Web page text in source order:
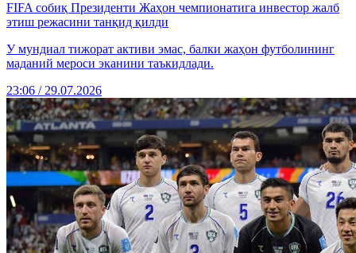
FIFA собиқ Президенти Жаҳон чемпионатига инвестор жалб
этиш режасини танқид қилди
У мундиал тижорат активи эмас, балки жаҳон футболининг
маданий мероси эканини таъкидлади.
23:06 / 29.07.2026